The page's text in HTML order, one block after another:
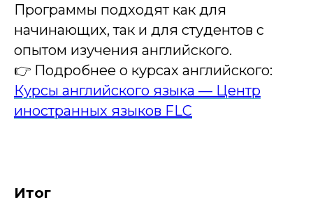
Программы подходят как для
начинающих, так и для студентов с
опытом изучения английского.
👉 Подробнее о курсах английского:
Курсы английского языка — Центр
иностранных языков FLC
Итог